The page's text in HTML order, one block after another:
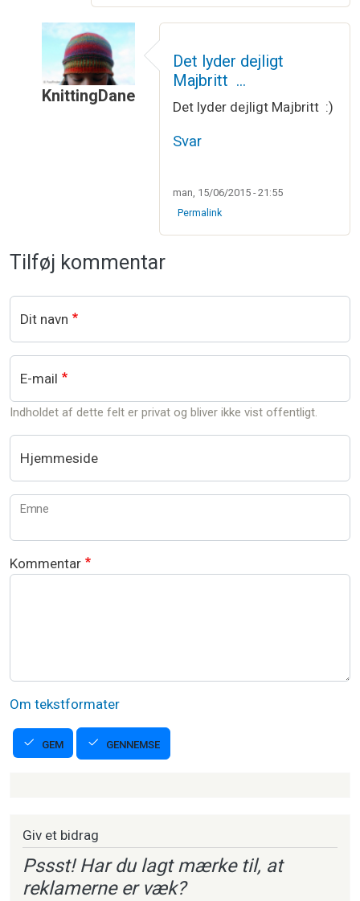
KnittingDane
fantastisk med nem og…afmajbritt
Det lyder dejligt
Majbritt …
Det lyder dejligt Majbritt :)
Svar
man, 15/06/2015 - 21:55
Permalink
Tilføj kommentar
Dit navn
E-mail
Indholdet af dette felt er privat og bliver ikke vist offentligt.
Hjemmeside
Emne
Kommentar
Om tekstformater
GEM GENNEMSE
Giv et bidrag
Pssst! Har du lagt mærke til, at
reklamerne er væk?